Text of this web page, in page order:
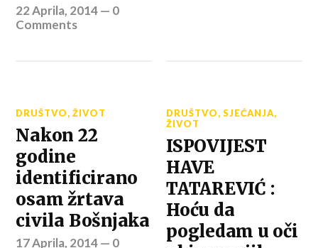
22 Aprila, 2014— 0
Comments
DRUŠTVO,ŽIVOT
Nakon 22
godine
identificirano
osam žrtava
civila Bošnjaka
17 Aprila, 2014— 0
DRUŠTVO,SJEĆANJA,
ŽIVOT
ISPOVIJEST
HAVE
TATAREVIĆ :
Hoću da
pogledam u oči